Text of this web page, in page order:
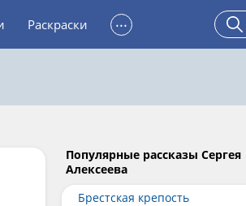
Раскраски ...
Популярные рассказы Сергея
Алексеева
Брестская крепость